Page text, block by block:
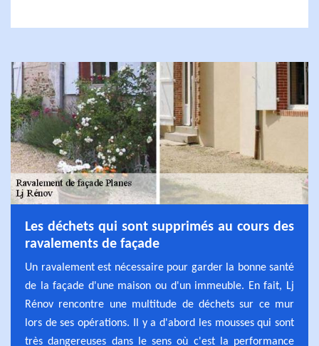
Les déchets qui sont supprimés au cours des
ravalements de façade
Un ravalement est nécessaire pour garder la bonne santé
de la façade d'une maison ou d'un immeuble. En fait, Lj
Rénov rencontre une multitude de déchets sur ce mur
lors de ses opérations. Il y a d'abord les mousses qui sont
très dangereuses dans le sens où c'est la performance